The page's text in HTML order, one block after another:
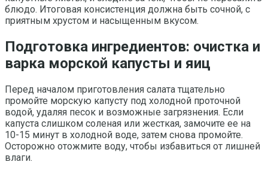
блюдо. Итоговая консистенция должна быть сочной, с
приятным хрустом и насыщенным вкусом.
Подготовка ингредиентов: очистка и
варка морской капусты и яиц
Перед началом приготовления салата тщательно
промойте морскую капусту под холодной проточной
водой, удаляя песок и возможные загрязнения. Если
капуста слишком соленая или жесткая, замочите ее на
10-15 минут в холодной воде, затем снова промойте.
Осторожно отожмите воду, чтобы избавиться от лишней
влаги.